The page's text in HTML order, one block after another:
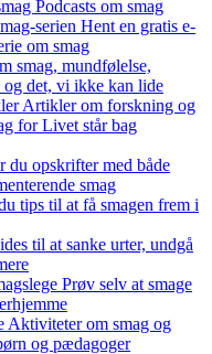
Podcasts om smag
serien Hent en gratis e-
om smag
smag, mundfølelse,
og det, vi ikke kan lide
Artikler om forskning og
for Livet står bag
du opskrifter med både
smag
tips til at få smagen frem i
til at sanke urter, undgå
Prøv selv at smage
Aktiviteter om smag og
og pædagoger